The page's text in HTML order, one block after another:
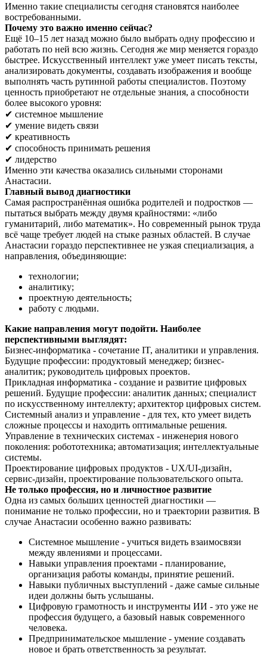
Именно такие специалисты сегодня становятся наиболее
востребованными.
Почему это важно именно сейчас?
Ещё 10–15 лет назад можно было выбрать одну профессию и
работать по ней всю жизнь. Сегодня же мир меняется гораздо
быстрее. Искусственный интеллект уже умеет писать тексты,
анализировать документы, создавать изображения и вообще
выполнять часть рутинной работы специалистов. Поэтому
ценность приобретают не отдельные знания, а способности
более высокого уровня:
✔ системное мышление
✔ умение видеть связи
✔ креативность
✔ способность принимать решения
✔ лидерство
Именно эти качества оказались сильными сторонами
Анастасии.
Главный вывод диагностики
Самая распространённая ошибка родителей и подростков —
пытаться выбрать между двумя крайностями: «либо
гуманитарий, либо математик». Но современный рынок труда
всё чаще требует людей на стыке разных областей. В случае
Анастасии гораздо перспективнее не узкая специализация, а
направления, объединяющие:
технологии;
аналитику;
проектную деятельность;
работу с людьми.
Какие направления могут подойти. Наиболее
перспективными выглядят:
Бизнес-информатика - сочетание IT, аналитики и управления.
Будущие профессии: продуктовый менеджер; бизнес-
аналитик; руководитель цифровых проектов.
Прикладная информатика - создание и развитие цифровых
решений. Будущие профессии: аналитик данных; специалист
по искусственному интеллекту; архитектор цифровых систем.
Системный анализ и управление - для тех, кто умеет видеть
сложные процессы и находить оптимальные решения.
Управление в технических системах - инженерия нового
поколения: робототехника; автоматизация; интеллектуальные
системы.
Проектирование цифровых продуктов - UX/UI-дизайн,
сервис-дизайн, проектирование пользовательского опыта.
Не только профессия, но и личностное развитие
Одна из самых больших ценностей диагностики —
понимание не только профессии, но и траектории развития. В
случае Анастасии особенно важно развивать:
Системное мышление - учиться видеть взаимосвязи
между явлениями и процессами.
Навыки управления проектами - планирование,
организация работы команды, принятие решений.
Навыки публичных выступлений - даже самые сильные
идеи должны быть услышаны.
Цифровую грамотность и инструменты ИИ - это уже не
профессия будущего, а базовый навык современного
человека.
Предпринимательское мышление - умение создавать
новое и брать ответственность за результат.